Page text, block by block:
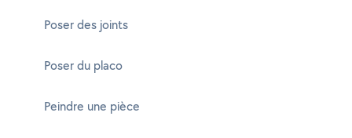
Poser des joints
Poser du placo
Peindre une pièce